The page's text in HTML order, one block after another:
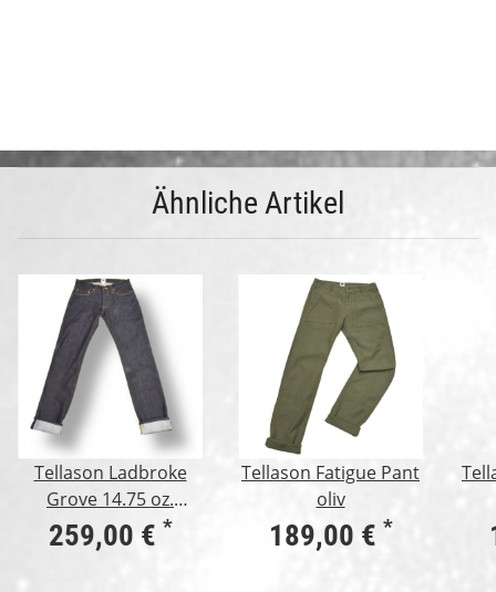
Ähnliche Artikel
Tellason Ladbroke
Grove 14.75 oz.
Kaihara Mills
259,00 € *
Tellason Fatigue Pant
oliv
189,00 € *